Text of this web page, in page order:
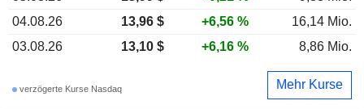
04.08.26
13,96 $ +6,56 %
16,14 Mio.
03.08.26
13,10 $ +6,16 % 8,86 Mio.
verzögerte Kurse Nasdaq Mehr Kurse